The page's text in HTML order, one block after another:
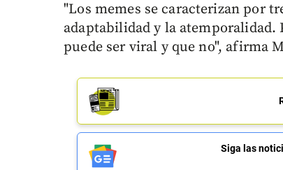
"Los memes se caracterizan por
adaptabilidad y la atemporalidad.
puede ser viral y que no", afirma
Siga las